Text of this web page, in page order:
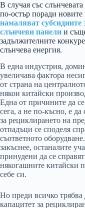
В случая със
по-остър поради
намаляват субсидиите
слънчеви панели и
задължителните
слънчева енергия.
В една индустрия,
увеличава фактора
от страна на
някои китайски
Една от причините да се
сега, а не по-късно, е да
за рециклирането на
отпадъци се споделя
съответното
закъснее, останалите
принудени да се
някогашните китайски
себе си.
Но преди всичко трябва
капацитет за